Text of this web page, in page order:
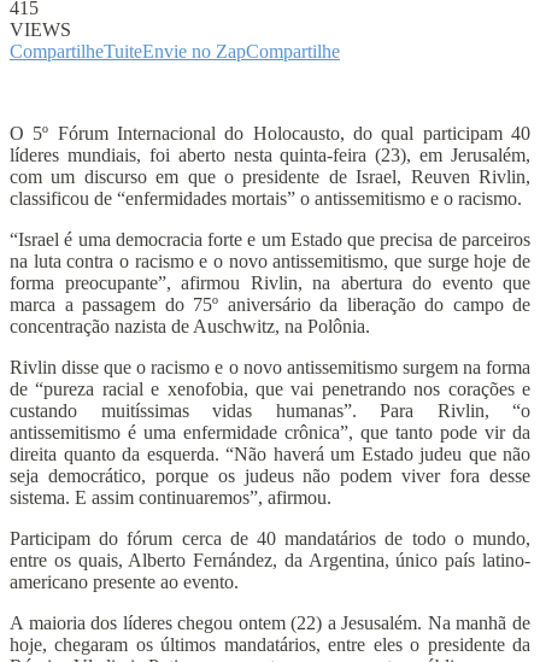
415
VIEWS
CompartilheTuiteEnvie no ZapCompartilhe
O 5º Fórum Internacional do Holocausto, do qual participam 40
líderes mundiais, foi aberto nesta quinta-feira (23), em Jerusalém,
com um discurso em que o presidente de Israel, Reuven Rivlin,
classificou de “enfermidades mortais” o antissemitismo e o racismo.
“Israel é uma democracia forte e um Estado que precisa de parceiros
na luta contra o racismo e o novo antissemitismo, que surge hoje de
forma preocupante”, afirmou Rivlin, na abertura do evento que
marca a passagem do 75º aniversário da liberação do campo de
concentração nazista de Auschwitz, na Polônia.
Rivlin disse que o racismo e o novo antissemitismo surgem na forma
de “pureza racial e xenofobia, que vai penetrando nos corações e
custando muitíssimas vidas humanas”. Para Rivlin, “o
antissemitismo é uma enfermidade crônica”, que tanto pode vir da
direita quanto da esquerda. “Não haverá um Estado judeu que não
seja democrático, porque os judeus não podem viver fora desse
sistema. E assim continuaremos”, afirmou.
Participam do fórum cerca de 40 mandatários de todo o mundo,
entre os quais, Alberto Fernández, da Argentina, único país latino-
americano presente ao evento.
A maioria dos líderes chegou ontem (22) a Jesusalém. Na manhã de
hoje, chegaram os últimos mandatários, entre eles o presidente da